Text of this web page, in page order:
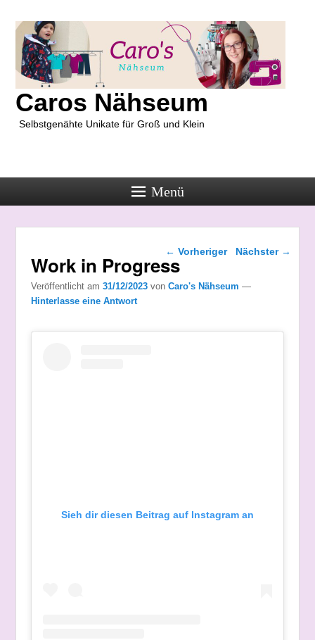
Caros Nähseum
Selbstgenähte Unikate für Groß und Klein
Menü
Beitragsnavigation
← Vorheriger Nächster →
Work in Progress
Veröffentlicht am 31/12/2023 von Caro's Nähseum —
Hinterlasse eine Antwort
Sieh dir diesen Beitrag auf Instagram an